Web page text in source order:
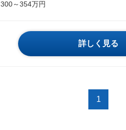
300～354万円
詳しく見る
1